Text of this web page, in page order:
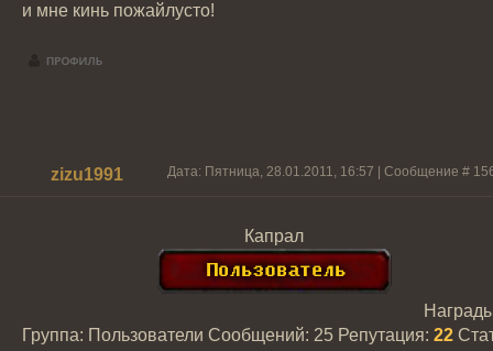
и мне кинь пожайлусто!
zizu1991 Дата: Пятница, 28.01.2011, 16:57 | Сообщение #
Капрал
Группа: Пользователи Сообщений: 25 Репутация: 22